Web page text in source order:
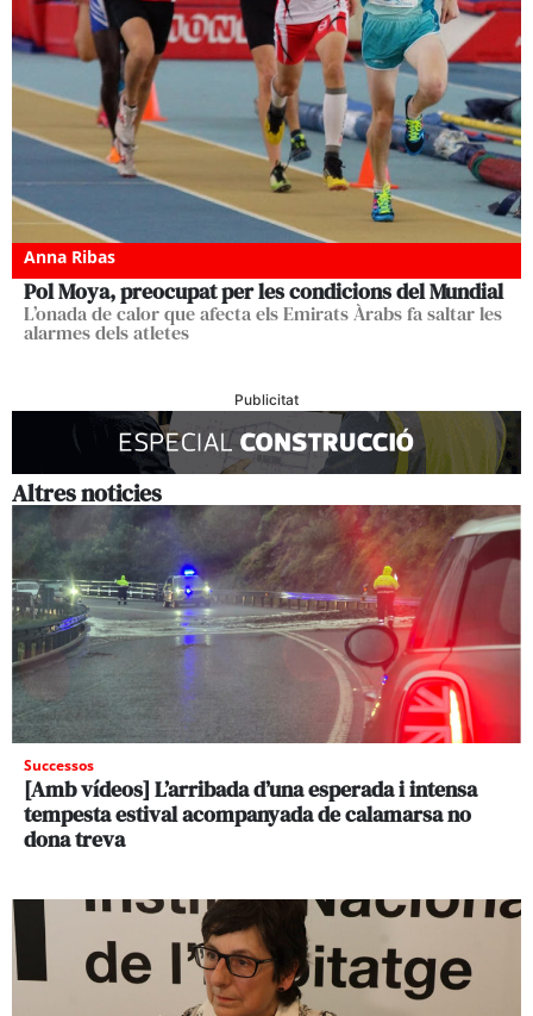
Anna Ribas
Pol Moya, preocupat per les condicions del Mundial
L’onada de calor que afecta els Emirats Àrabs fa saltar les
alarmes dels atletes
Publicitat
Altres noticies
Successos
[Amb vídeos] L’arribada d’una esperada i intensa
tempesta estival acompanyada de calamarsa no
dona treva